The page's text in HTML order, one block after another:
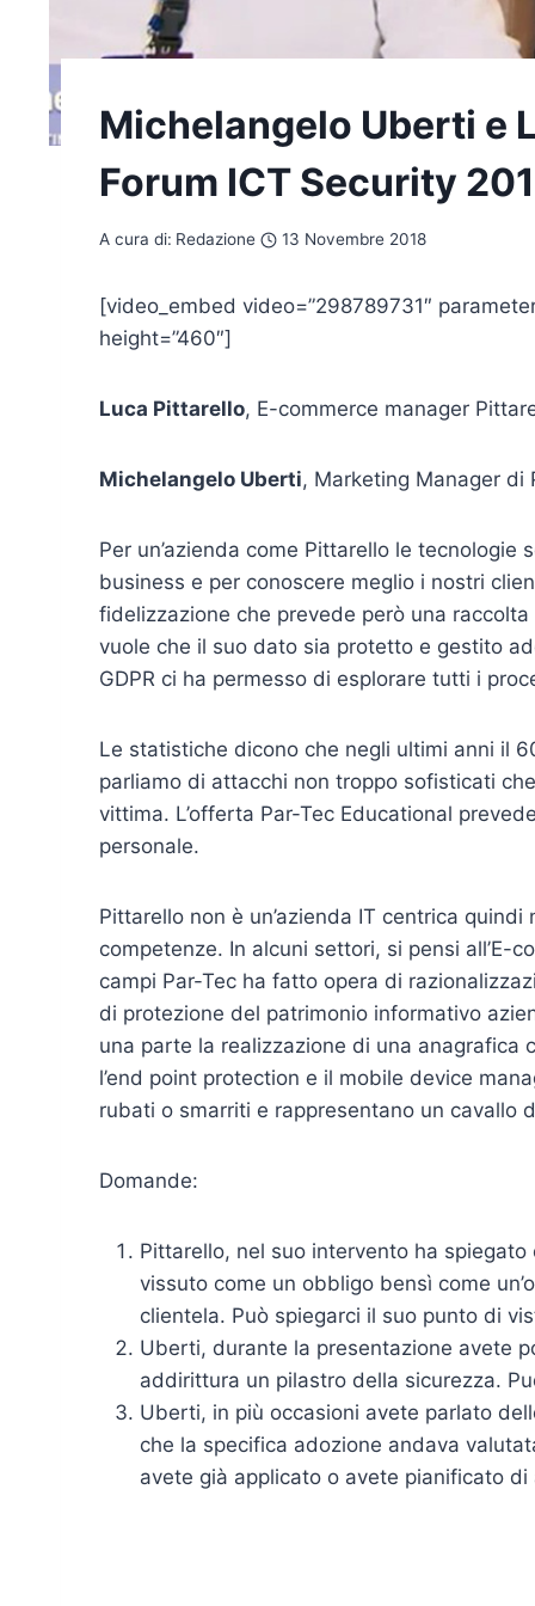
Michelangelo Uberti e
Forum ICT Security
A cura di: Redazione 13 Novembre 2018
[video_embed video=”298789731″
height=”460″]
Luca Pittarello, E-commerce manager
Michelangelo Uberti, Marketing Manager di
Per un’azienda come Pittarello le
business e per conoscere meglio i nostri
fidelizzazione che prevede però una
vuole che il suo dato sia protetto e gestito
GDPR ci ha permesso di esplorare tutti i
Le statistiche dicono che negli ultimi anni il
parliamo di attacchi non troppo sofisticati
vittima. L’offerta Par-Tec Educational
personale.
Pittarello non è un’azienda IT centrica
competenze. In alcuni settori, si pensi all’E-
campi Par-Tec ha fatto opera di
di protezione del patrimonio informativo
una parte la realizzazione di una anagrafica
l’end point protection e il mobile device
rubati o smarriti e rappresentano un cavallo
Domande:
Pittarello, nel suo intervento ha spiegato
vissuto come un obbligo bensì come
clientela. Può spiegarci il suo punto di
Uberti, durante la presentazione avete
addirittura un pilastro della sicurezza.
Uberti, in più occasioni avete parlato
che la specifica adozione andava
avete già applicato o avete pianificato di